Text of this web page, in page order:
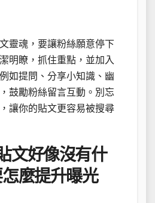
靈魂，要讓粉絲願意停下
明瞭，抓住重點，並加入
如提問、分享小知識、幽
鼓勵粉絲留言互動。別忘
讓你的貼文更容易被搜尋
文好像沒有什
麼提升曝光